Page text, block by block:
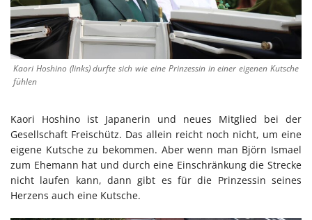
Kaori Hoshino (links) durfte sich wie eine Prinzessin in einer eigenen Kutsche
fühlen
Kaori Hoshino ist Japanerin und neues Mitglied bei der
Gesellschaft Freischütz. Das allein reicht noch nicht, um eine
eigene Kutsche zu bekommen. Aber wenn man Björn Ismael
zum Ehemann hat und durch eine Einschränkung die Strecke
nicht laufen kann, dann gibt es für die Prinzessin seines
Herzens auch eine Kutsche.